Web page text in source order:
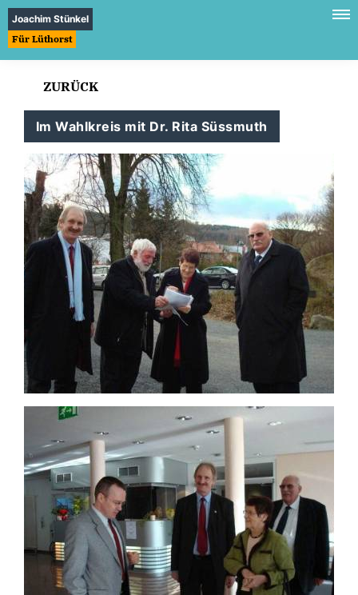
Joachim Stünkel
Für Lüthorst
ZURÜCK
Im Wahlkreis mit Dr. Rita Süssmuth